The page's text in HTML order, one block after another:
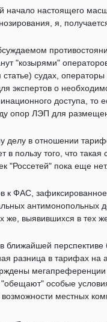
начало настоящего
я,
"козырями"
судах,
экспертов о
доступа, то
опор ЛЭП для
делу в отношении
в пользу того, что
"Россетей" пока еще нет.
к ФАС,
антимонопольных
же, выявившихся в тех
перспективе
разница в тарифах
мегапреференции
особые
возможности местных